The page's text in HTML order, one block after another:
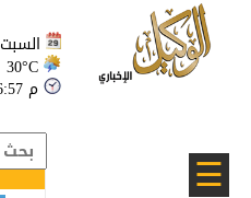
السبت 2026-08-08
30°C
06:57 م
☰